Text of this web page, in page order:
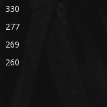
330
277
269
260